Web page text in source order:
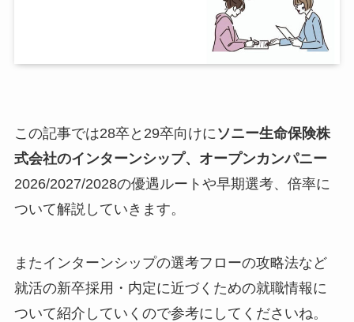
この記事では28卒と29卒向けに ソニー生命保険株
式会社のインターンシップ、オープンカンパニー
2026/2027/2028の優遇ルートや早期選考、倍率に
ついて解説していきます。
またインターンシップの選考フローの攻略法など
就活の新卒採用・内定に近づくための就職情報に
ついて紹介していくので参考にしてくださいね。